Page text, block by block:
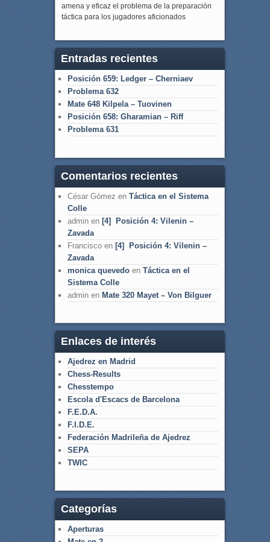
amena y eficaz el problema de la preparación
táctica para los jugadores aficionados
Entradas recientes
Posición 659: Ledger – Cherniaev
Problema 632
Mate 648 Kilpela – Tuovinen
Posición 658: Gharamian – Riff
Problema 631
Comentarios recientes
César Gómez en Táctica en el Sistema
Colle
adminen [4] Posición 4: Vilenin –
Zavada
Franciscoen [4] Posición 4: Vilenin –
Zavada
monica quevedoen Táctica en el
Sistema Colle
adminen Mate 320 Mayet – Von Bilguer
Enlaces de interés
Ajedrez en Madrid
Chess-Results
Chesstempo
Escola d'Escacs de Barcelona
F.E.D.A.
F.I.D.E.
Federación Madrileña de Ajedrez
SEPA
TWIC
Categorías
Aperturas